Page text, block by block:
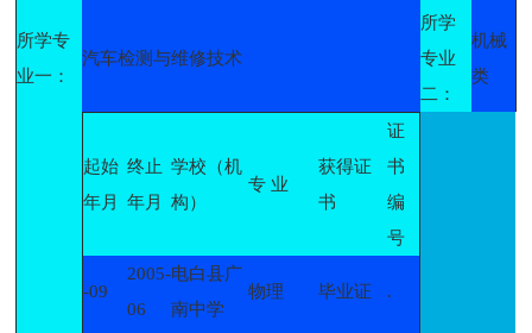
所学专
业一：
汽车检测与维修技术
所学
专业
二：
机械
类
起始
年月
终止
年月
学校（机
构）
专 业
获得证
书
证
书
编
号
-09
2005-
06
电白县广
南中学
物理 毕业证 .